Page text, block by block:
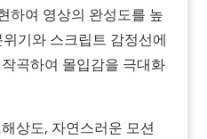
하여 영상의 완성도를 높
기와 스크립트 감정선에
곡하여 몰입감을 극대화
상도, 자연스러운 모션